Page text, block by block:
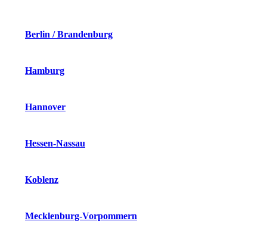
Berlin / Brandenburg
Hamburg
Hannover
Hessen-Nassau
Koblenz
Mecklenburg-Vorpommern